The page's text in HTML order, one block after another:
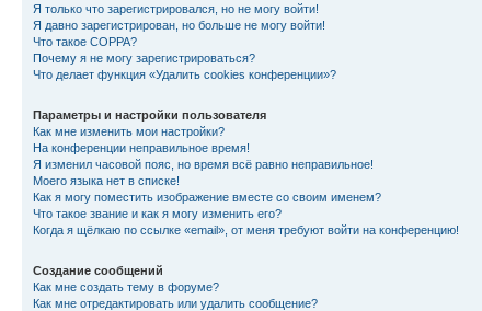
Я только что зарегистрировался, но не могу войти!
Я давно зарегистрирован, но больше не могу войти!
Что такое COPPA?
Почему я не могу зарегистрироваться?
Что делает функция «Удалить cookies конференции»?
Параметры и настройки пользователя
Как мне изменить мои настройки?
На конференции неправильное время!
Я изменил часовой пояс, но время всё равно неправильное!
Моего языка нет в списке!
Как я могу поместить изображение вместе со своим именем?
Что такое звание и как я могу изменить его?
Когда я щёлкаю по ссылке «email», от меня требуют войти на конференцию!
Создание сообщений
Как мне создать тему в форуме?
Как мне отредактировать или удалить сообщение?